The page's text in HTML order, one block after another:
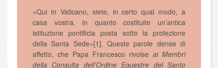
«Qui in Vaticano, siete, in certo qual modo, a
casa vostra, in quanto costituite un’antica
istituzione pontificia posta sotto la protezione
della Santa Sede»[1]. Queste parole dense di
affetto, che Papa Francesco rivolse ai Membri
della Consulta dell’Ordine Equestre del Santo